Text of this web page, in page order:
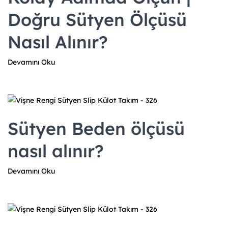
Doğru Sütyen Ölçüsü
Nasıl Alınır?
Devamını Oku
Sütyen Beden ölçüsü
nasıl alınır?
Devamını Oku